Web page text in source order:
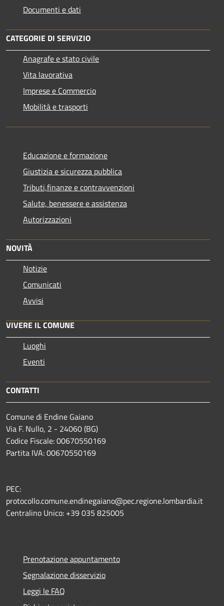
Documenti e dati
CATEGORIE DI SERVIZIO
Anagrafe e stato civile
Vita lavorativa
Imprese e Commercio
Mobilità e trasporti
Educazione e formazione
Giustizia e sicurezza pubblica
Tributi,finanze e contravvenzioni
Salute, benessere e assistenza
Autorizzazioni
NOVITÀ
Notizie
Comunicati
Avvisi
VIVERE IL COMUNE
Luoghi
Eventi
CONTATTI
Comune di Endine Gaiano
Via F. Nullo, 2 - 24060 (BG)
Codice Fiscale: 00670550169
Partita IVA: 00670550169
PEC:
protocollo.comune.endinegaiano@pec.regione.lombardia.it
Centralino Unico: +39 035 825005
Prenotazione appuntamento
Segnalazione disservizio
Leggi le FAQ